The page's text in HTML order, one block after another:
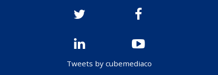
Tweets by cubemediaco